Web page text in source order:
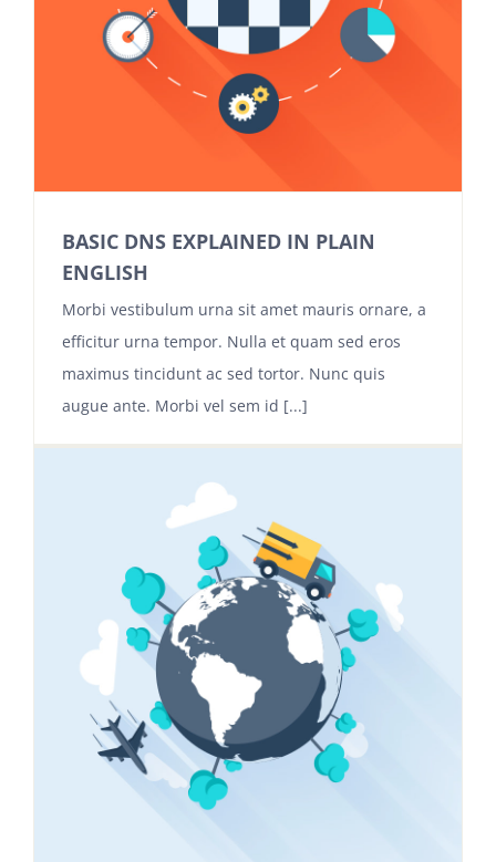
BASIC DNS EXPLAINED IN PLAIN
ENGLISH
Morbi vestibulum urna sit amet mauris ornare, a
efficitur urna tempor. Nulla et quam sed eros
maximus tincidunt ac sed tortor. Nunc quis
augue ante. Morbi vel sem id [...]